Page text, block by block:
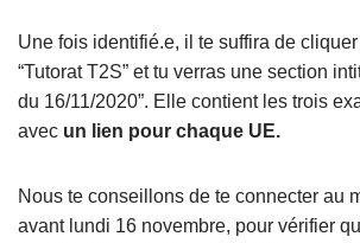
Une fois identifié.e, il te suffira de
“Tutorat T2S” et tu verras une section
du 16/11/2020”. Elle contient les trois
avec un lien pour chaque UE.
Nous te conseillons de te connecter au
avant lundi 16 novembre, pour vérifier